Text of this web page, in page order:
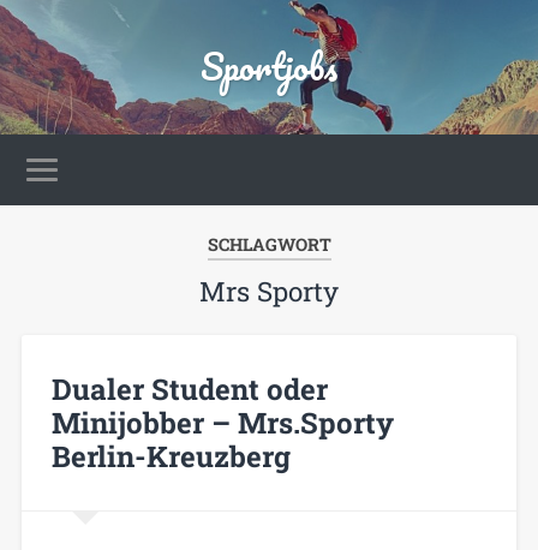
Sportjobs
SCHLAGWORT
Mrs Sporty
Dualer Student oder
Minijobber – Mrs.Sporty
Berlin-Kreuzberg